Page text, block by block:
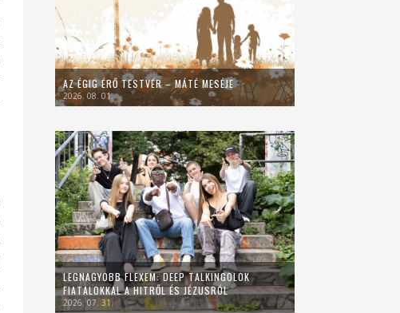
AZ ÉGIG ÉRŐ TESTVÉR – MÁTÉ MESÉJE
2026. 08. 01.
LEGNAGYOBB FLEXEM: DEEP TALKINGOLOK
FIATALOKKAL A HITRŐL ÉS JÉZUSRÓL
2026. 07. 31.